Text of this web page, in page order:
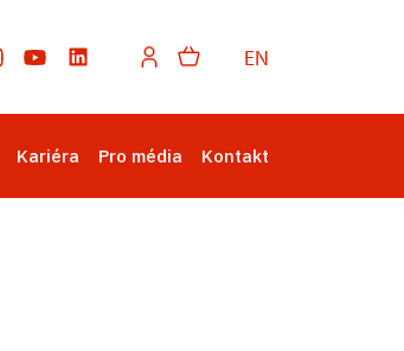
EN
Kariéra Pro média Kontakt